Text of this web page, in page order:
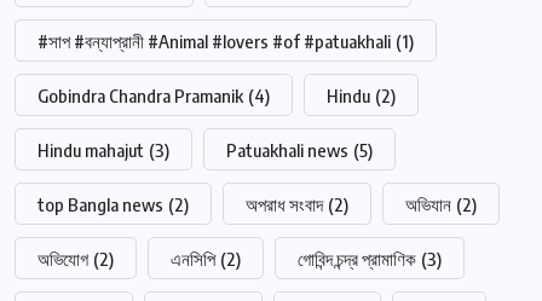
#সাপ #বন্যাপ্রানী #Animal #lovers #of #patuakhali (1)
Gobindra Chandra Pramanik (4) Hindu (2)
Hindu mahajut (3) Patuakhali news (5)
top Bangla news (2) অপরাধ সংবাদ (2) অভিযান (2)
অভিযোগ (2) এনসিপি (2) গোবিন্দ চন্দ্র প্রামাণিক (3)